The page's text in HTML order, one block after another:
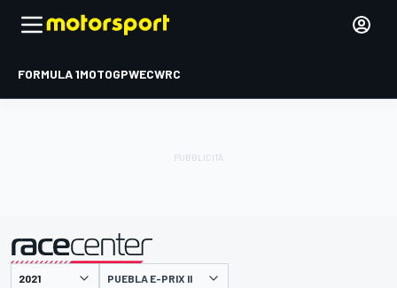
FORMULA 1MOTOGPWECWRC
presentato da PUEBLA E-PRIX II